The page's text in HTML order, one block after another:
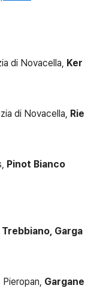
di Novacella, Ker
di Novacella, Rie
Pinot Bianco
Trebbiano, Garga
Gargane